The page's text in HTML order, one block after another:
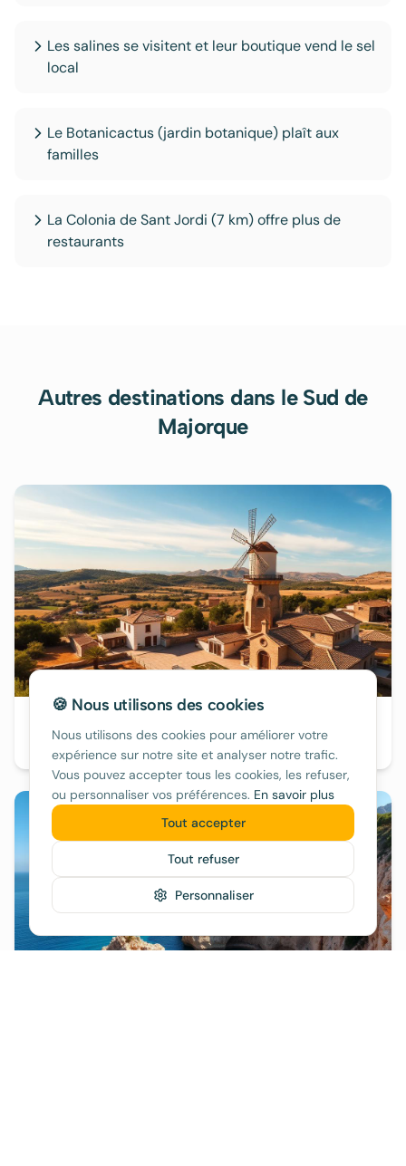
Les salines se visitent et leur boutique vend le sel
local
Le Botanicactus (jardin botanique) plaît aux
familles
La Colonia de Sant Jordi (7 km) offre plus de
restaurants
Autres destinations dans le Sud de
Majorque
80€/nuit
🍪 Nous utilisons des cookies
Nous utilisons des cookies pour améliorer votre
expérience sur notre site et analyser notre trafic.
Vous pouvez accepter tous les cookies, les refuser,
ou personnaliser vos préférences. En savoir plus
Personnaliser
Tout refuser
Tout accepter